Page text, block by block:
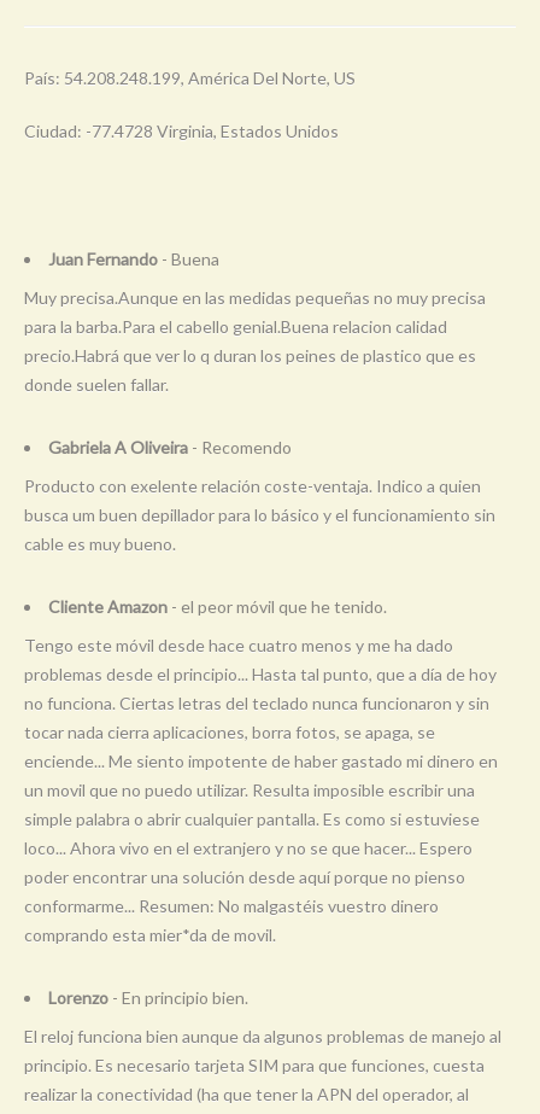
País: 54.208.248.199, América Del Norte, US
Ciudad: -77.4728 Virginia, Estados Unidos
Juan Fernando - Buena
Muy precisa.Aunque en las medidas pequeñas no muy precisa
para la barba.Para el cabello genial.Buena relacion calidad
precio.Habrá que ver lo q duran los peines de plastico que es
donde suelen fallar.
Gabriela A Oliveira - Recomendo
Producto con exelente relación coste-ventaja. Indico a quien
busca um buen depillador para lo básico y el funcionamiento sin
cable es muy bueno.
Cliente Amazon - el peor móvil que he tenido.
Tengo este móvil desde hace cuatro menos y me ha dado
problemas desde el principio... Hasta tal punto, que a día de hoy
no funciona. Ciertas letras del teclado nunca funcionaron y sin
tocar nada cierra aplicaciones, borra fotos, se apaga, se
enciende... Me siento impotente de haber gastado mi dinero en
un movil que no puedo utilizar. Resulta imposible escribir una
simple palabra o abrir cualquier pantalla. Es como si estuviese
loco... Ahora vivo en el extranjero y no se que hacer... Espero
poder encontrar una solución desde aquí porque no pienso
conformarme... Resumen: No malgastéis vuestro dinero
comprando esta mier*da de movil.
Lorenzo - En principio bien.
El reloj funciona bien aunque da algunos problemas de manejo al
principio. Es necesario tarjeta SIM para que funciones, cuesta
realizar la conectividad (ha que tener la APN del operador, al